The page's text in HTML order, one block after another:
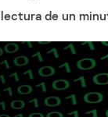
lectura de un